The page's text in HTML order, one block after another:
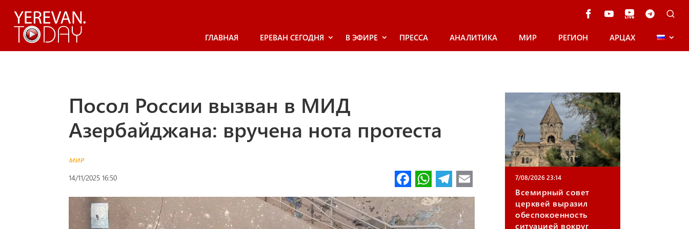
ГЛАВНАЯ ЕРЕВАН СЕГОДНЯ В ЭФИРЕ ПРЕССА АНАЛИТИКА МИР РЕГИОН АРЦАХ
Посол России вызван в МИД
Азербайджана: вручена нота протеста
МИР
14/11/2025 16:50 Fa
ce
b
W
h
at
Te
le
gr
m
7/08/2026 23:14
Всемирный совет
церквей выразил
обеспокоенность
ситуацией вокруг